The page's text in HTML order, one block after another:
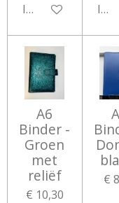
In winkelwagen
In
A6
Binder -
Groen
met
reliëf
€ 10,30
€